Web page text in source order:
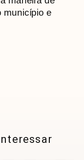
município e